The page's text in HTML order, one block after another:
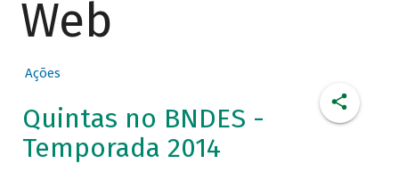
Web
Ações
Quintas no BNDES -
Temporada 2014